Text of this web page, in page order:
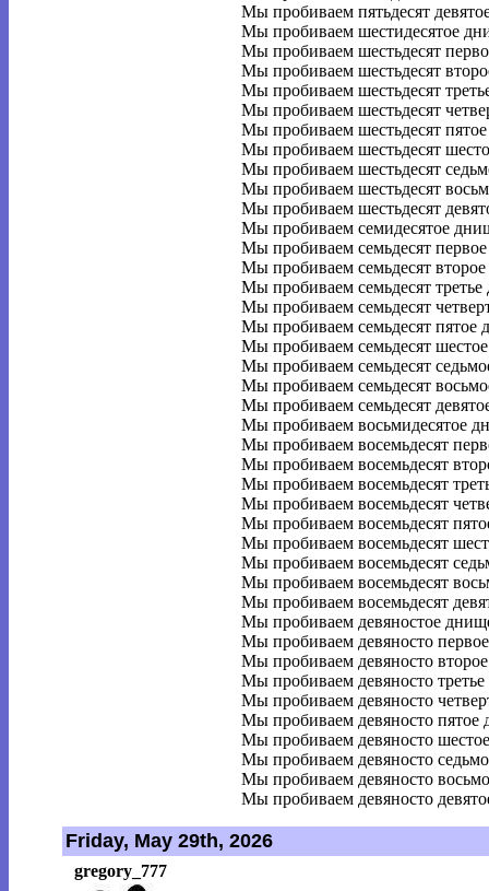
Мы пробиваем пятьдесят
Мы пробиваем шестидесятое
Мы пробиваем шестьдесят
Мы пробиваем шестьдесят
Мы пробиваем шестьдесят
Мы пробиваем шестьдесят
Мы пробиваем шестьдесят
Мы пробиваем шестьдесят
Мы пробиваем шестьдесят
Мы пробиваем шестьдесят
Мы пробиваем шестьдесят
Мы пробиваем семидесятое
Мы пробиваем семьдесят
Мы пробиваем семьдесят
Мы пробиваем семьдесят
Мы пробиваем семьдесят
Мы пробиваем семьдесят пятое
Мы пробиваем семьдесят
Мы пробиваем семьдесят
Мы пробиваем семьдесят
Мы пробиваем семьдесят
Мы пробиваем восьмидесятое
Мы пробиваем восемьдесят
Мы пробиваем восемьдесят
Мы пробиваем восемьдесят
Мы пробиваем восемьдесят
Мы пробиваем восемьдесят
Мы пробиваем восемьдесят
Мы пробиваем восемьдесят
Мы пробиваем восемьдесят
Мы пробиваем восемьдесят
Мы пробиваем девяностое
Мы пробиваем девяносто
Мы пробиваем девяносто
Мы пробиваем девяносто
Мы пробиваем девяносто
Мы пробиваем девяносто пятое
Мы пробиваем девяносто
Мы пробиваем девяносто
Мы пробиваем девяносто
Мы пробиваем девяносто
Friday, May 29th, 2026
gregory_777